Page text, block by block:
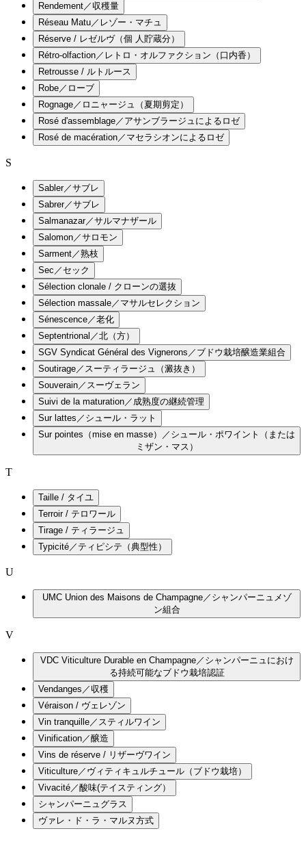
Rendement／収穫量
Réseau Matu／レゾー・マチュ
Réserve / レゼルヴ（個 人貯蔵分）
Rétro-olfaction／レトロ・オルファクション（口内香）
Retrousse / ルトルース
Robe／ローブ
Rognage／ロニャージュ（夏期剪定）
Rosé d'assemblage／アサンブラージュによるロゼ
Rosé de macération／マセラシオンによるロゼ
S
Sabler／サブレ
Sabrer／サブレ
Salmanazar／サルマナザール
Salomon／サロモン
Sarment／熟枝
Sec／セック
Sélection clonale / クローンの選抜
Sélection massale／マサルセレクション
Sénescence／老化
Septentrional／北（方）
SGV Syndicat Général des Vignerons／ブドウ栽培醸造業組合
Soutirage／スーティラージュ（澱抜き）
Souverain／スーヴェラン
Suivi de la maturation／成熟度の継続管理
Sur lattes／シュール・ラット
Sur pointes（mise en masse）／シュール・ポワイント（または
ミザン・マス）
T
Taille / タイユ
Terroir / テロワール
Tirage / ティラージュ
Typicité／ティピシテ（典型性）
U
UMC Union des Maisons de Champagne／シャンパーニュメゾ
ン組合
V
VDC Viticulture Durable en Champagne／シャンパーニュにおけ
る持続可能なブドウ栽培認証
Vendanges／収穫
Véraison / ヴェレゾン
Vin tranquille／スティルワイン
Vinification／醸造
Vins de réserve / リザーヴワイン
Viticulture／ヴィティキュルチュール（ブドウ栽培）
Vivacité／酸味(テイスティング）
シャンパーニュグラス
ヴァレ・ド・ラ・マルヌ方式